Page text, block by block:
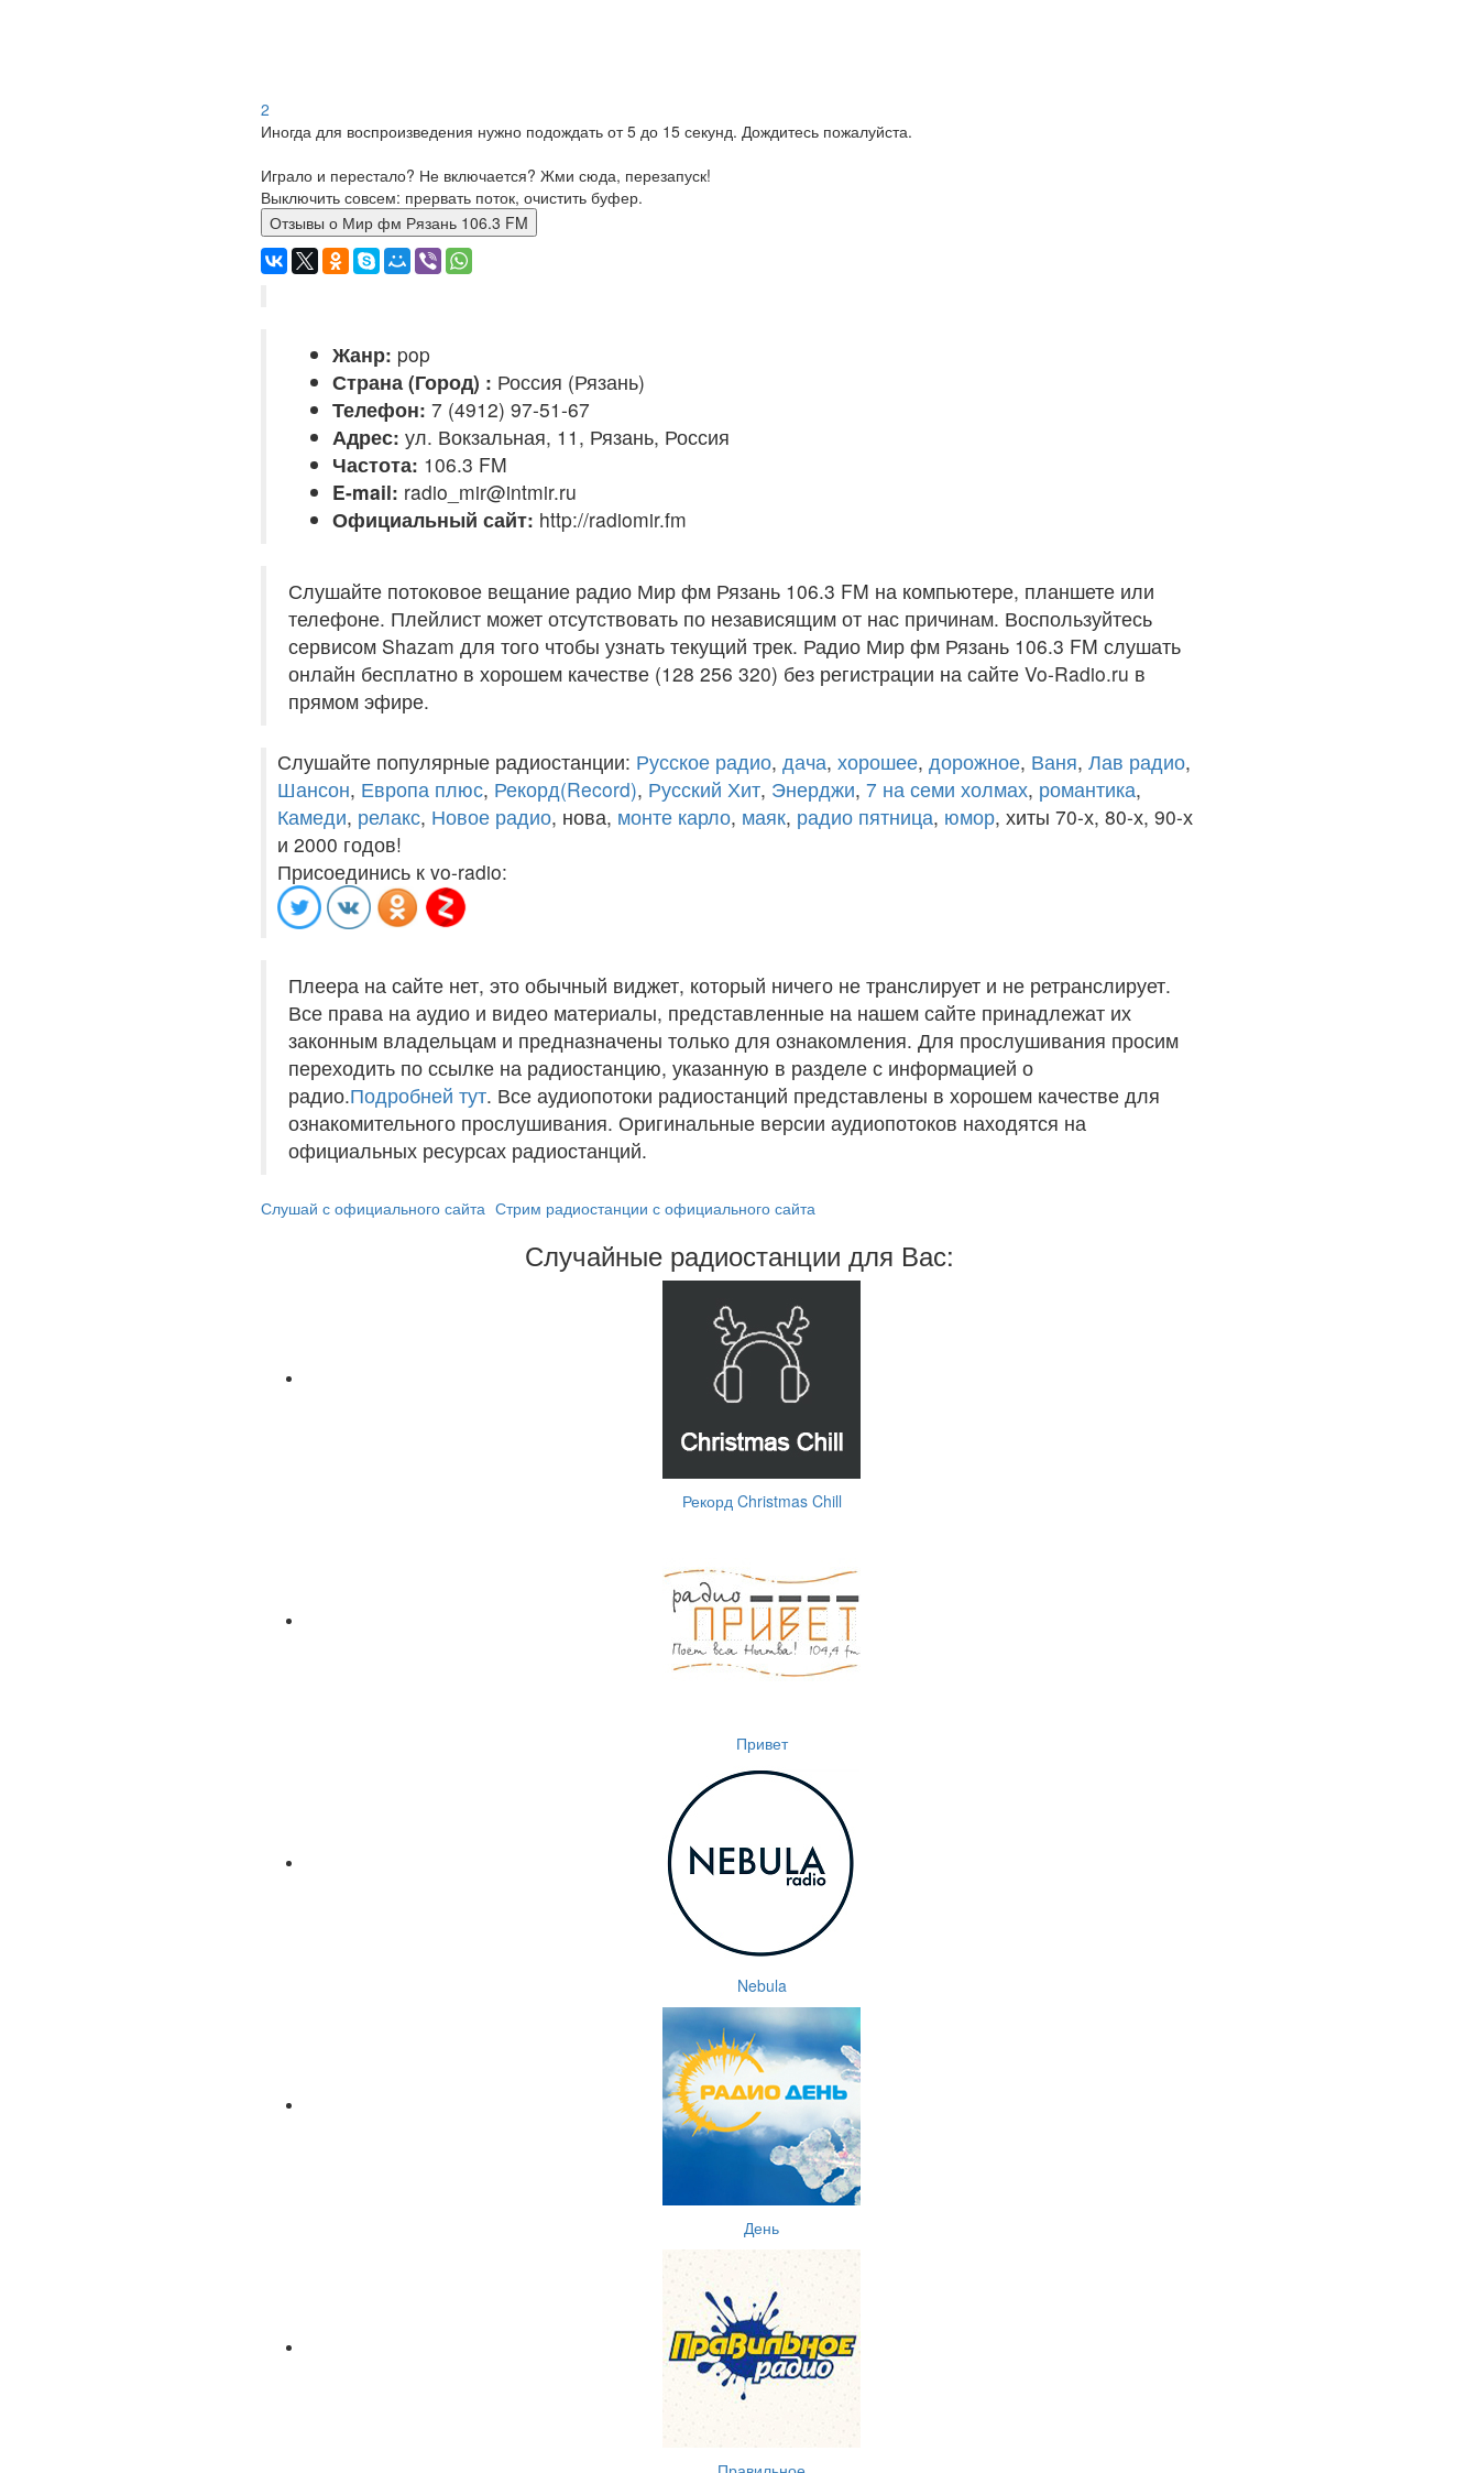
2
Иногда для воспроизведения нужно подождать от 5 до 15 секунд. Дождитесь пожалуйста.
Играло и перестало? Не включается? Жми сюда, перезапуск!
Выключить совсем: прервать поток, очистить буфер.
Отзывы о Мир фм Рязань 106.3 FM
Жанр: pop
Страна (Город) : Россия (Рязань)
Телефон: 7 (4912) 97-51-67
Адрес: ул. Вокзальная, 11, Рязань, Россия
Частота: 106.3 FM
E-mail: radio_mir@intmir.ru
Официальный сайт: http://radiomir.fm
Слушайте потоковое вещание радио Мир фм Рязань 106.3 FM на компьютере, планшете или
телефоне. Плейлист может отсутствовать по независящим от нас причинам. Воспользуйтесь
сервисом Shazam для того чтобы узнать текущий трек. Радио Мир фм Рязань 106.3 FM слушать
онлайн бесплатно в хорошем качестве (128 256 320) без регистрации на сайте Vo-Radio.ru в
прямом эфире.
Слушайте популярные радиостанции: Русское радио, дача, хорошее, дорожное, Ваня, Лав радио,
Шансон, Европа плюс, Рекорд(Record), Русский Хит, Энерджи, 7 на семи холмах, романтика,
Камеди, релакс, Новое радио, нова, монте карло, маяк, радио пятница, юмор, хиты 70-х, 80-х, 90-х
и 2000 годов!
Присоединись к vo-radio:
Плеера на сайте нет, это обычный виджет, который ничего не транслирует и не ретранслирует.
Все права на аудио и видео материалы, представленные на нашем сайте принадлежат их
законным владельцам и предназначены только для ознакомления. Для прослушивания просим
переходить по ссылке на радиостанцию, указанную в разделе с информацией о
радио.Подробней тут. Все аудиопотоки радиостанций представлены в хорошем качестве для
ознакомительного прослушивания. Оригинальные версии аудиопотоков находятся на
официальных ресурсах радиостанций.
Слушай с официального сайта Стрим радиостанции с официального сайта
Случайные радиостанции для Вас:
Рекорд Christmas Chill
Привет
Nebula
День